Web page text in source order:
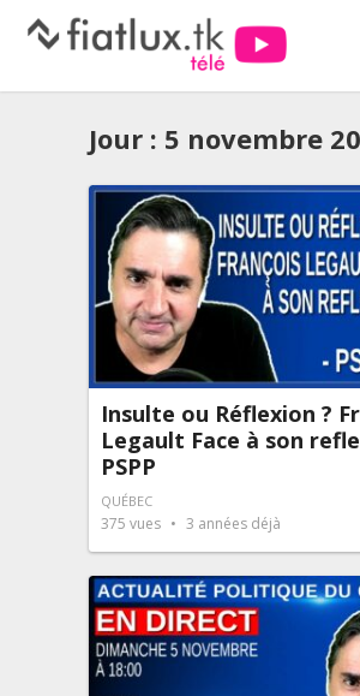
Jour : 5 novembre
Insulte ou Réflexion ?
Legault Face à son
PSPP
QUÉBEC
375 vues 3 années déjà